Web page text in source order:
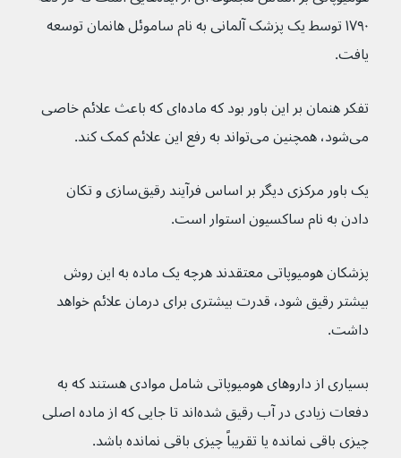
۱۷۹۰ توسط یک پزشک آلمانی به نام ساموئل هانمان توسعه
یافت.
تفکر هنمان بر این باور بود که ماده‌ای که باعث علائم خاصی
می‌شود، همچنین می‌تواند به رفع این علائم کمک کند.
یک باور مرکزی دیگر بر اساس فرآیند رقیق‌سازی و تکان
دادن به نام ساکسیون استوار است.
پزشکان هومیوپاتی معتقدند هرچه یک ماده به این روش
بیشتر رقیق شود، قدرت بیشتری برای درمان علائم خواهد
داشت.
بسیاری از داروهای هومیوپاتی شامل موادی هستند که به
دفعات زیادی در آب رقیق شده‌اند تا جایی که از ماده اصلی
چیزی باقی نمانده یا تقریباً چیزی باقی نمانده باشد.